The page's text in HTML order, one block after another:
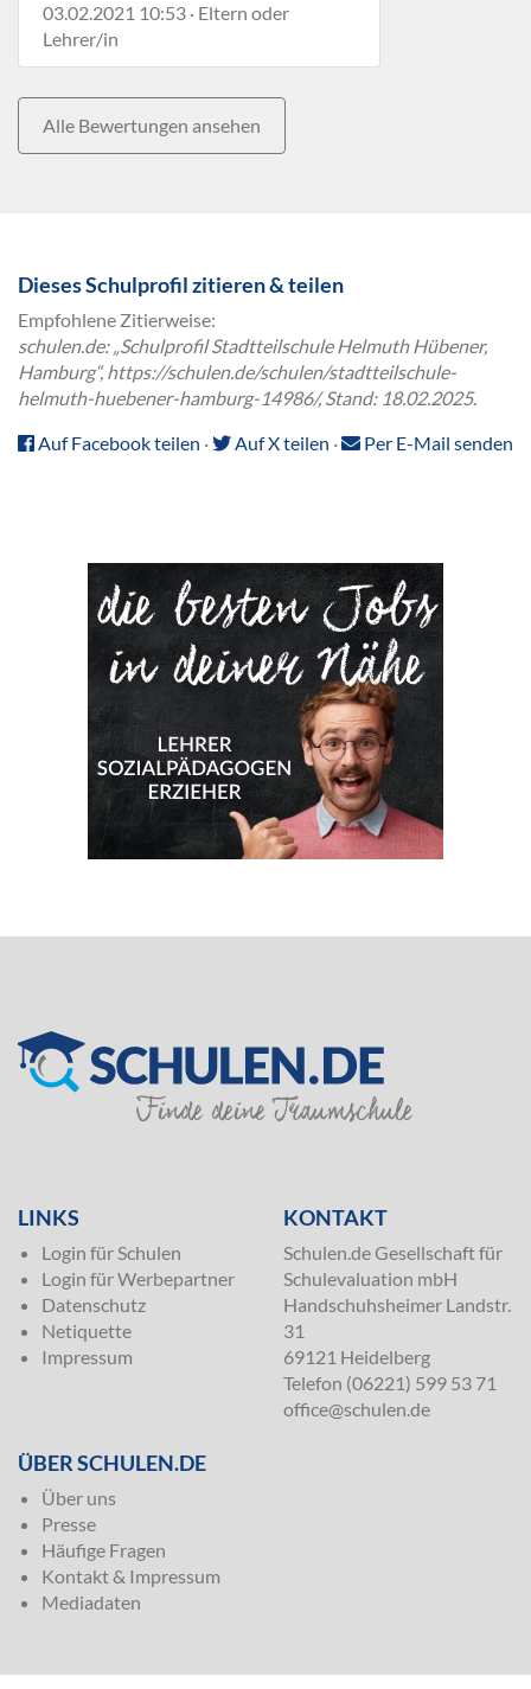
03.02.2021 10:53 · Eltern oder
Lehrer/in
Alle Bewertungen ansehen
Dieses Schulprofil zitieren & teilen
Empfohlene Zitierweise:
schulen.de: „Schulprofil Stadtteilschule Helmuth Hübener,
Hamburg“, https://schulen.de/schulen/stadtteilschule-
helmuth-huebener-hamburg-14986/, Stand: 18.02.2025.
Auf Facebook teilen · Auf X teilen · Per E-Mail senden
LINKS
Login für Schulen
Login für Werbepartner
Datenschutz
Netiquette
Impressum
KONTAKT
Schulen.de Gesellschaft für
Schulevaluation mbH
Handschuhsheimer Landstr.
31
69121 Heidelberg
Telefon (06221) 599 53 71
office@schulen.de
ÜBER SCHULEN.DE
Über uns
Presse
Häufige Fragen
Kontakt & Impressum
Mediadaten